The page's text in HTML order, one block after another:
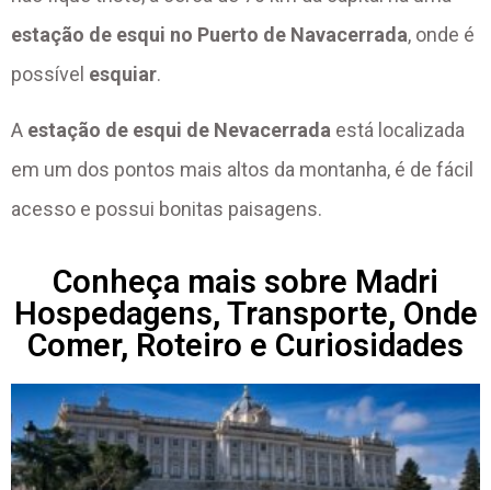
estação de esqui no Puerto de Navacerrada, onde é
possível esquiar.
A estação de esqui de Nevacerrada está localizada
em um dos pontos mais altos da montanha, é de fácil
acesso e possui bonitas paisagens.
Conheça mais sobre Madri
Hospedagens, Transporte, Onde
Comer, Roteiro e Curiosidades